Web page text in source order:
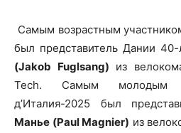
Самым возрастным
был представитель Дании 40-
(Jakob Fuglsang) из
Tech. Самым молодым
д’Италия-2025 был
Манье (Paul Magnier) из